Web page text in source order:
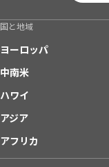
国と地域
ヨーロッパ
中南米
ハワイ
アジア
アフリカ